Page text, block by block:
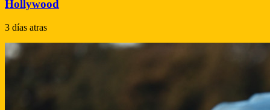
Hollywood
3 días atras